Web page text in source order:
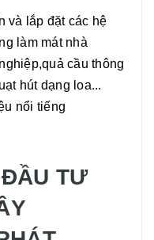
và lắp đặt các hệ
làm mát nhà
cầu thông
hút dạng loa...
nổi tiếng
ĐẦU TƯ